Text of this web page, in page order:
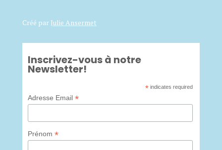
Créé par Julie Ansermet
Inscrivez-vous à notre
Newsletter!
* indicates required
Adresse Email *
Prénom *